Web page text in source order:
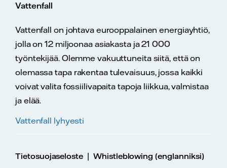
Vattenfall
Vattenfall on johtava eurooppalainen energiayhtiö,
jolla on 12 miljoonaa asiakasta ja 21 000
työntekijää. Olemme vakuuttuneita siitä, että on
olemassa tapa rakentaa tulevaisuus, jossa kaikki
voivat valita fossiilivapaita tapoja liikkua, valmistaa
ja elää.
Vattenfall lyhyesti
Tietosuojaseloste | Whistleblowing (englanniksi)